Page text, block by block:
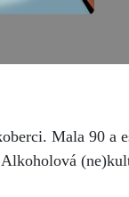
Mala 90 a